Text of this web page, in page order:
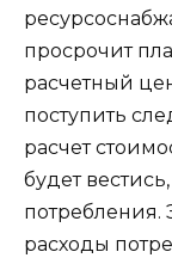
просрочит
расчетный
поступить
расчет
будет
потребления.
расходы